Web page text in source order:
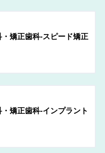
矯正歯科-スピード矯正
矯正歯科-インプラント